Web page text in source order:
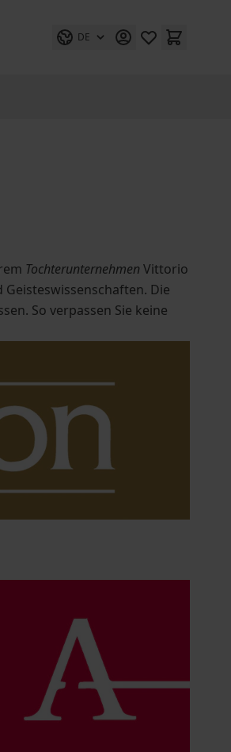
DE
Tochterunternehmen Vittorio
Die
So verpassen Sie keine